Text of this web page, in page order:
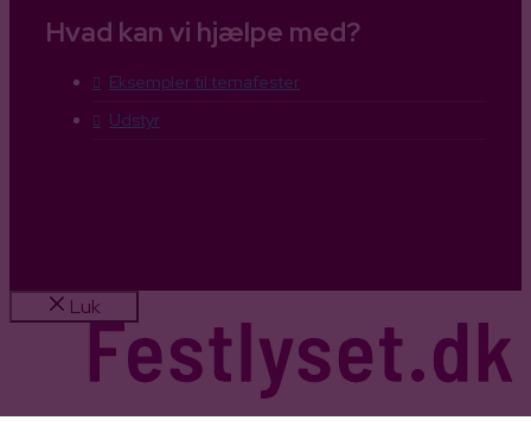
Hvad kan vi hjælpe med?
Eksempler til temafester
Udstyr
Luk